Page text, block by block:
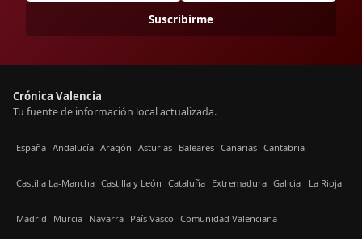
Suscribirme
Crónica Valencia
Tu fuente de información local actualizada.
España Andalucía Aragón Asturias Baleares Canarias Cantabria
Castilla La-Mancha Castilla y León Cataluña Extremadura Galicia La Rioja
Madrid Murcia Navarra País Vasco Comunidad Valenciana